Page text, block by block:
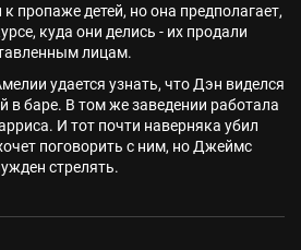
пропаже детей, но она предполагает,
куда они делись - их продали
лицам.
удается узнать, что Дэн виделся
баре. В том же заведении работала
И тот почти наверняка убил
поговорить с ним, но Джеймс
стрелять.